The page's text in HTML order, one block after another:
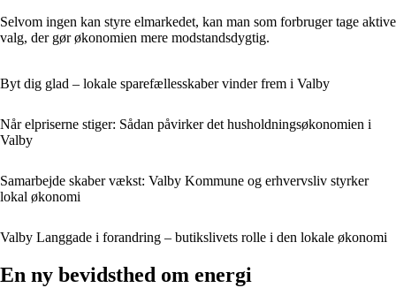
Selvom ingen kan styre elmarkedet, kan man som forbruger tage aktive
valg, der gør økonomien mere modstandsdygtig.
Byt dig glad – lokale sparefællesskaber vinder frem i Valby
Når elpriserne stiger: Sådan påvirker det husholdningsøkonomien i
Valby
Samarbejde skaber vækst: Valby Kommune og erhvervsliv styrker
lokal økonomi
Valby Langgade i forandring – butikslivets rolle i den lokale økonomi
En ny bevidsthed om energi